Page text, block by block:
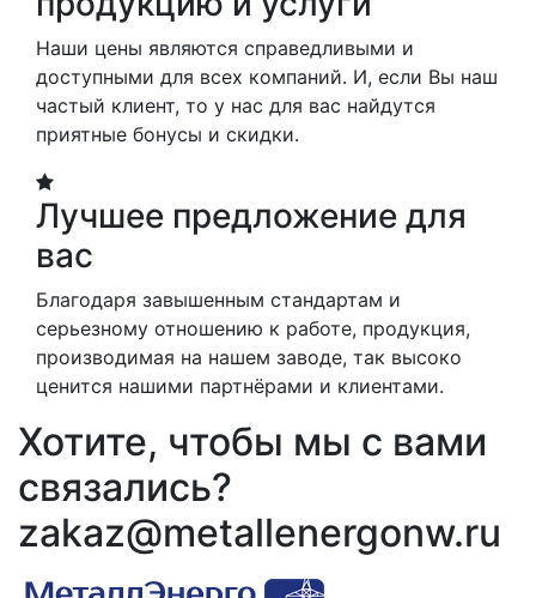
Наши цены являются справедливыми и
доступными для всех компаний. И, если Вы наш
частый клиент, то у нас для вас найдутся
приятные бонусы и скидки.
Лучшее предложение для
вас
Благодаря завышенным стандартам и
серьезному отношению к работе, продукция,
производимая на нашем заводе, так высоко
ценится нашими партнёрами и клиентами.
Хотите, чтобы мы с вами
связались?
zakaz@metallenergonw.ru